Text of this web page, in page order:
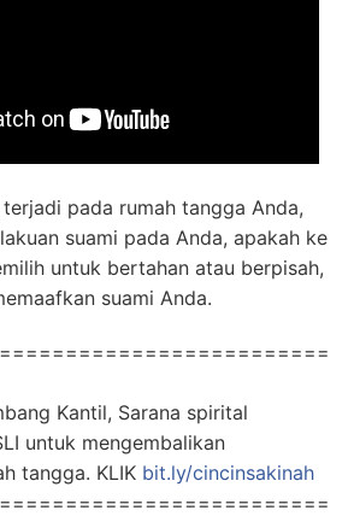
pada rumah tangga Anda,
suami pada Anda, apakah ke
untuk bertahan atau berpisah,
suami Anda.
Kantil, Sarana spirital
untuk mengembalikan
tangga. KLIK bit.ly/cincinsakinah